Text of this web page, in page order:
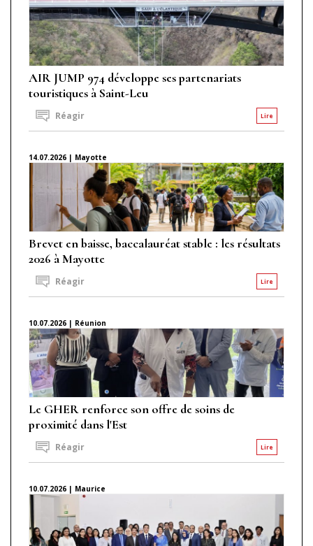
AIR JUMP 974 développe ses partenariats
touristiques à Saint-Leu
Lire
Réagir
14.07.2026 | Mayotte
Brevet en baisse, baccalauréat stable : les résultats
2026 à Mayotte
Lire
Réagir
10.07.2026 | Réunion
Le GHER renforce son offre de soins de
proximité dans l'Est
Lire
Réagir
10.07.2026 | Maurice